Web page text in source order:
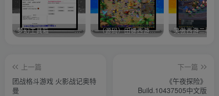
梦幻工具箱————-免费 –（源码）田螺西游9.0 假人摆摊18门派飞升渡劫化圣助战最新BB谛听…. 笑傲西游二版-
上一篇
团战格斗游戏 火影战记奥特
曼
下一篇
《午夜探险》
Build.10437505中文版